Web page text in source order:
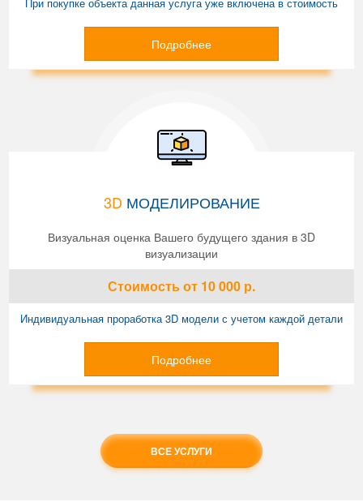
Подробнее
3D МОДЕЛИРОВАНИЕ
Визуальная оценка Вашего будущего здания в 3D
визуализации
Стоимостьот 10 000 р.
Индивидуальная проработка 3D модели с учетом каждой детали
Подробнее
ВСЕ УСЛУГИ